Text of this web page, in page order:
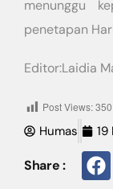
menunggu
penetapan
Editor:Laidia
Post Views:350
Humas
Share :